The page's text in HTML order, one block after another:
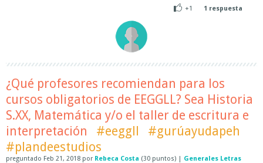
+1 1 respuesta
¿Qué profesores recomiendan para los
cursos obligatorios de EEGGLL? Sea Historia
S.XX, Matemática y/o el taller de escritura e
interpretación
#eeggll
#gurúayudapeh
#plandeestudios
preguntado Feb 21, 2018 por Rebeca Costa (30 puntos) | Generales Letras